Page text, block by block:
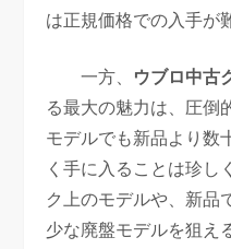
は正規価格での入手が
一方、 ウブロ中古
る最大の魅力は、圧倒
モデルでも新品より数
く手に入ることは珍し
ク上のモデルや、新品
少な廃盤モデルを狙え